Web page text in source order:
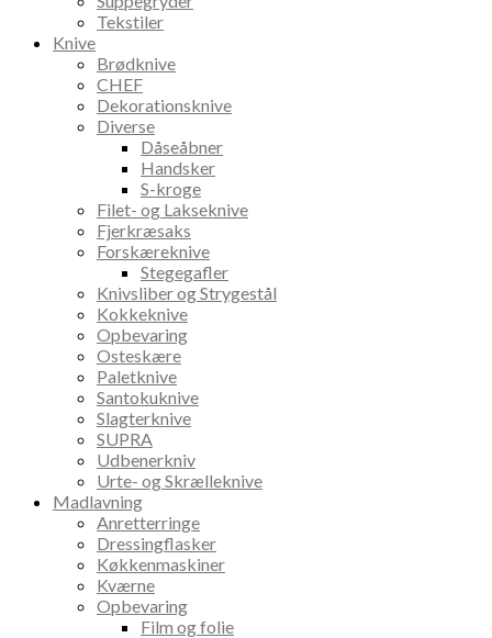
Tekstiler
Knive
Brødknive
CHEF
Dekorationsknive
Diverse
Dåseåbner
Handsker
S-kroge
Filet- og Lakseknive
Fjerkræsaks
Forskæreknive
Stegegafler
Knivsliber og Strygestål
Kokkeknive
Opbevaring
Osteskære
Paletknive
Santokuknive
Slagterknive
SUPRA
Udbenerkniv
Urte- og Skrælleknive
Madlavning
Anretterringe
Dressingflasker
Køkkenmaskiner
Kværne
Opbevaring
Film og folie